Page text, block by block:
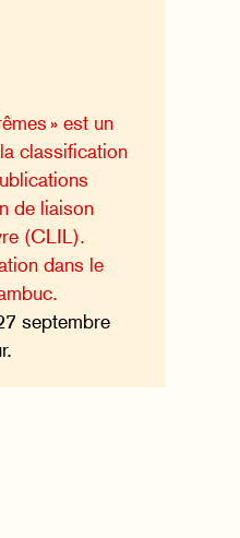
» est un
classification
de liaison
(CLIL).
dans le
septembre